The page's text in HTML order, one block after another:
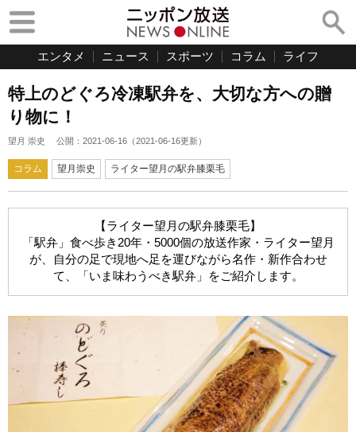
エンタメ ニュース スポーツ コラム ライフ
特上のどぐろ冷凍駅弁を、大切な方への贈
り物に！
望月 崇史 公開： 2021-06-16 （2021-06-16更新）
コラム 望月崇史 ライター望月の駅弁膝栗毛
【ライター望月の駅弁膝栗毛】
「駅弁」食べ歩き20年・5000個の放送作家・ライター望月
が、自分の足で現地へ足を運びながら名作・新作合わせ
て、「いま味わうべき駅弁」をご紹介します。